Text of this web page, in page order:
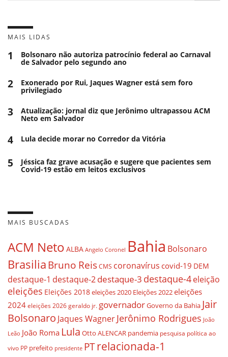
MAIS LIDAS
1 Bolsonaro não autoriza patrocínio federal ao Carnaval
de Salvador pelo segundo ano
2 Exonerado por Rui, Jaques Wagner está sem foro
privilegiado
3 Atualização: jornal diz que Jerônimo ultrapassou ACM
Neto em Salvador
4 Lula decide morar no Corredor da Vitória
5 Jéssica faz grave acusação e sugere que pacientes sem
Covid-19 estão em leitos exclusivos
MAIS BUSCADAS
ACM Neto ALBA Angelo Coronel Bahia Bolsonaro
BrasiliaBruno ReisCMS coronavírus covid-19 DEM
destaque-1 destaque-2destaque-3 destaque-4eleição
eleições Eleições 2018eleições 2020 Eleições 2022eleições
2024 eleições 2026 geraldo jr. governadorGoverno da Bahia Jair
Bolsonaro Jaques WagnerJerônimo Rodrigues João
Leão João Roma Lula Otto ALENCAR pandemia pesquisa política ao
vivo PP prefeito presidente PTrelacionada-1